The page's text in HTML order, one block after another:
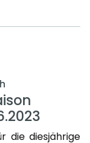
die diesjährige